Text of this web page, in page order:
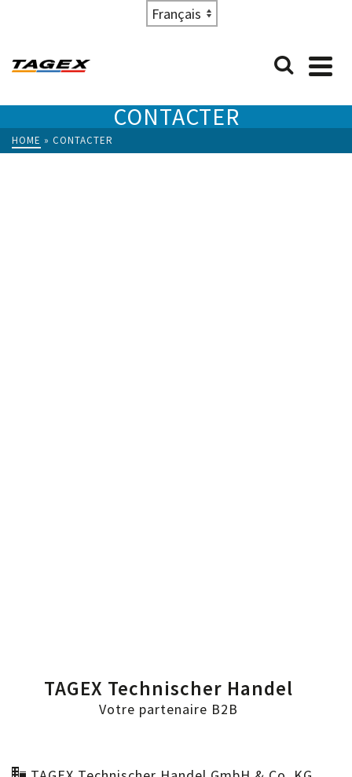
Choose
a
CONTACTER
HOME » CONTACTER
TAGEX Technischer Handel
Votre partenaire B2B